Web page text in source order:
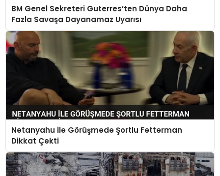
BM Genel Sekreteri Guterres’ten Dünya Daha
Fazla Savaşa Dayanamaz Uyarısı
Netanyahu ile Görüşmede Şortlu Fetterman
Dikkat Çekti